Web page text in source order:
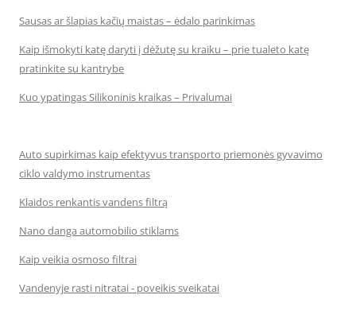
Sausas ar šlapias kačių maistas – ėdalo parinkimas
Kaip išmokyti katę daryti į dėžutę su kraiku – prie tualeto katę
pratinkite su kantrybe
Kuo ypatingas Silikoninis kraikas – Privalumai
Auto supirkimas kaip efektyvus transporto priemonės gyvavimo
ciklo valdymo instrumentas
Klaidos renkantis vandens filtrą
Nano danga automobilio stiklams
Kaip veikia osmoso filtrai
Vandenyje rasti nitratai - poveikis sveikatai